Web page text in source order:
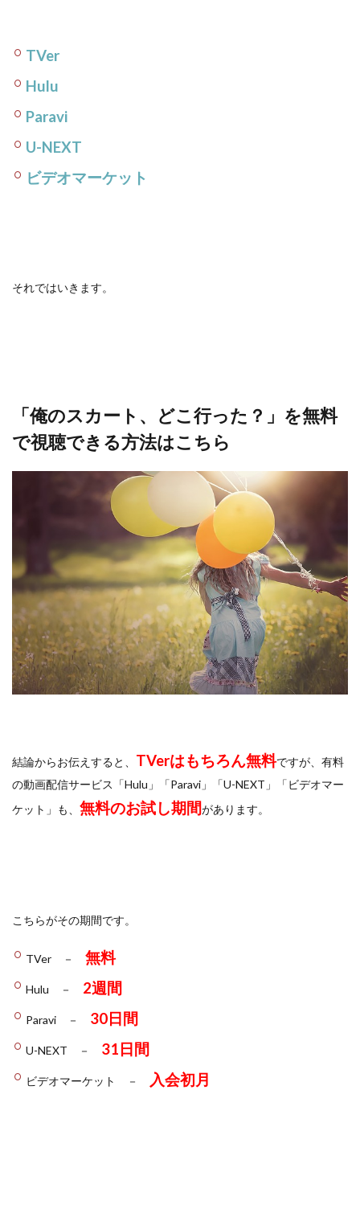
TVer
Hulu
Paravi
U-NEXT
ビデオマーケット
それではいきます。
「俺のスカート、どこ行った？」を無料
で視聴できる方法はこちら
結論からお伝えすると、 TVerはもちろん無料ですが、有料
の動画配信サービス「Hulu」「Paravi」「U-NEXT」「ビデオマー
ケット」も、 無料のお試し期間があります。
こちらがその期間です。
TVer － 無料
Hulu － 2週間
Paravi － 30日間
U-NEXT － 31日間
ビデオマーケット － 入会初月